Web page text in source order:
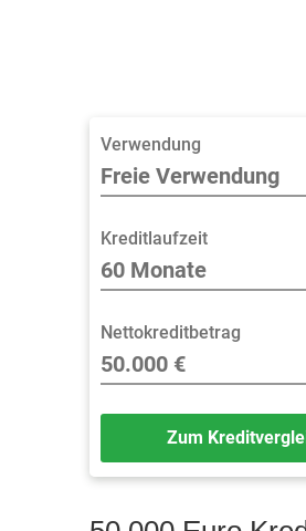
Verwendung
Kreditlaufzeit
Nettokreditbetrag
Zum